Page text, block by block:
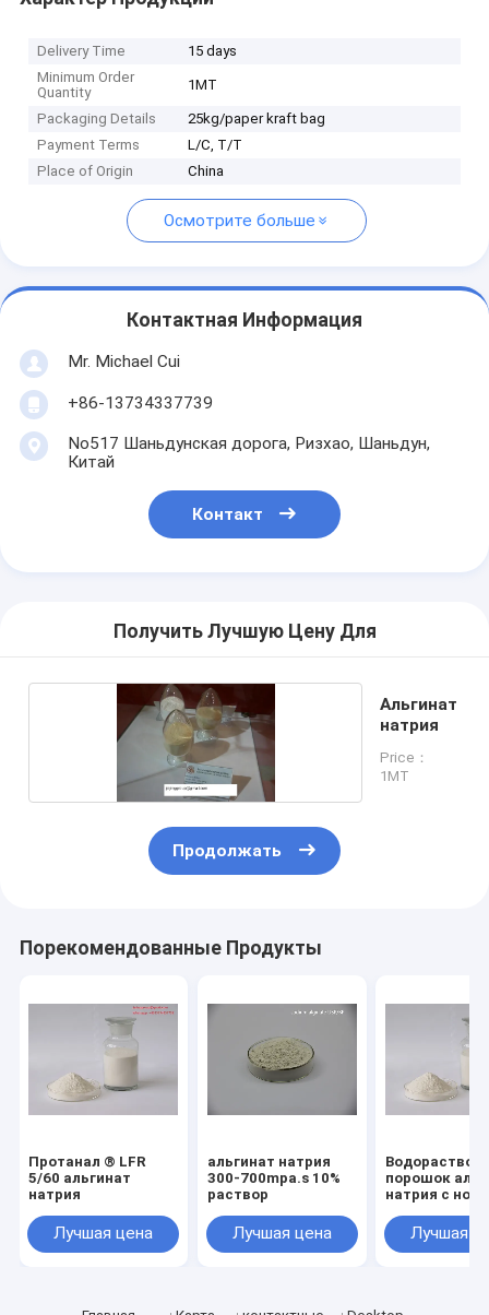
Delivery Time
15 days
Minimum Order
Quantity
1MT
Packaging Details
25kg/paper kraft bag
Payment Terms
L/C, T/T
Place of Origin
China
Осмотрите больше
Контактная Информация
Mr. Michael Cui
+86-13734337739
No517 Шаньдунская дорога, Ризхао, Шаньдун,
Китай
Контакт
Получить Лучшую Цену Для
Альгинат
натрия
Price：
1MT
Продолжать
Порекомендованные Продукты
Протанал ® LFR
5/60 альгинат
натрия
Лучшая цена
альгинат натрия
300-700mpa.s 10%
раствор
Лучшая цена
порошок
натрия с
Лучшая